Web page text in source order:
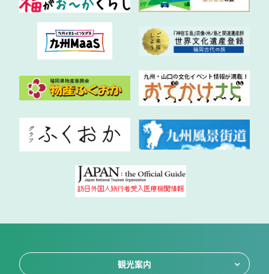
観光案内